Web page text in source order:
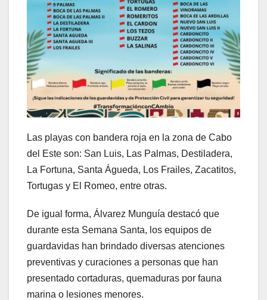
Las playas con bandera roja en la zona de Cabo
del Este son: San Luis, Las Palmas, Destiladera,
La Fortuna, Santa Águeda, Los Frailes, Zacatitos,
Tortugas y El Romeo, entre otras.
De igual forma, Álvarez Munguía destacó que
durante esta Semana Santa, los equipos de
guardavidas han brindado diversas atenciones
preventivas y curaciones a personas que han
presentado cortaduras, quemaduras por fauna
marina o lesiones menores.